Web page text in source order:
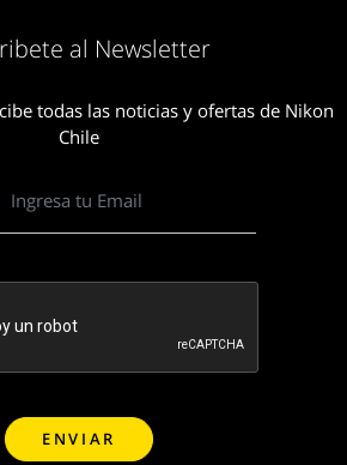
al Newsletter
todas las noticias y ofertas de Nikon
Chile